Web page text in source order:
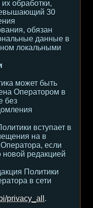
обработки,
30
обязан
данные в
локальными
может быть
Оператором в
без
вступает в
на в
если
новой редакцией
Политики
в сети
privacy_all .